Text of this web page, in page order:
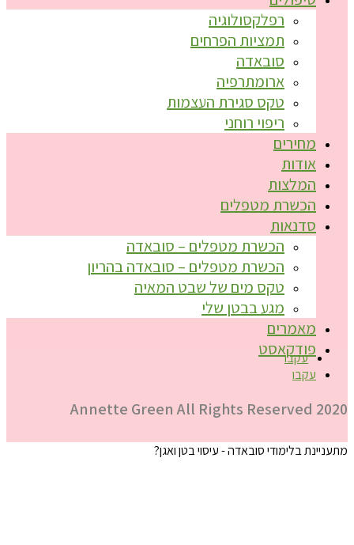
רפלקסולוגיה
תמציות הפרחים
סובאדה
ארומתרפיה
טקס סגירת העצמות
ריפוי רוחני
מחירים
אודות
המלצות
הכשרת מטפלים
סדנאות
הכשרת מטפלים – סובאדה
הכשרת מטפלים – סובאדה בהריון
טקס מים של שבט המאיה
מגע בבטן שלי
מאמרים
פודקאסט
עקבו
עקבו
2020 Annette Green All Rights Reserved
מתעניינת בלימודי סובאדה - עיסוי בטן ואגן?